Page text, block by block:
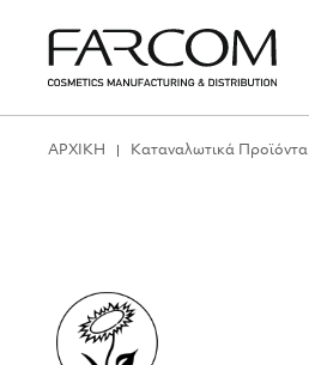
ΑΡΧΙΚΗ Καταναλωτικά Προϊόντα